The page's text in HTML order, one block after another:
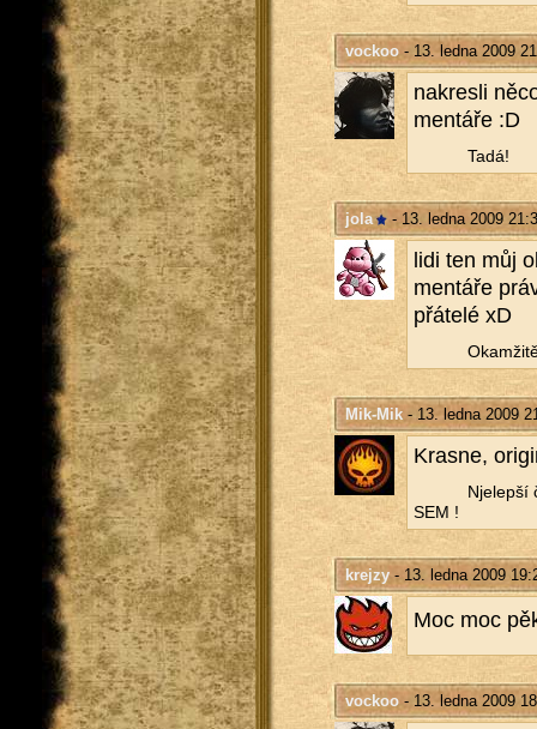
vockoo- 13. ledna 2009
na­kres­li
men­tá­ře :D
Tadá!
jola - 13. ledna 2009
lidi ten můj
men­tá­ře
přá­te­lé xD
Mik-Mik- 13. ledna 2009
Kras­ne,
Nje­lep­ší
SEM !
krejzy- 13. ledna 2009
Moc moc
vockoo- 13. ledna 2009